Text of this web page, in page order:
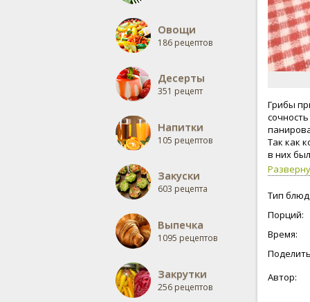
Овощи
186 рецептов
Десерты
351 рецепт
Напитки
105 рецептов
Закуски
603 рецепта
Выпечка
1095 рецептов
Закрутки
256 рецептов
Грибы
Так как
в них
Тип
Порций:
Время:
Автор: